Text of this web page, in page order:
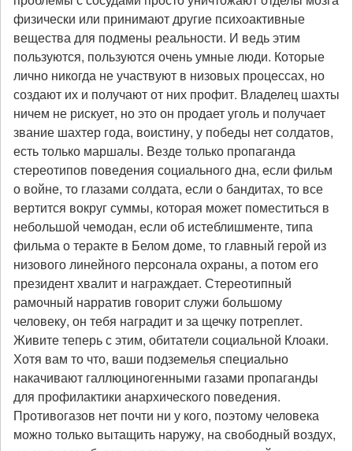
физически или принимают другие психоактивные
вещества для подмены реальности. И ведь этим
пользуются, пользуются очень умные люди. Которые
лично никогда не участвуют в низовых процессах, но
создают их и получают от них профит. Владелец шахты
ничем не рискует, но это он продает уголь и получает
звание шахтер года, воистину, у победы нет солдатов,
есть только маршалы. Везде только пропаганда
стереотипов поведения социального дна, если фильм
о войне, то глазами солдата, если о бандитах, то все
вертится вокруг суммы, которая может поместиться в
небольшой чемодан, если об истеблишменте, типа
фильма о теракте в Белом доме, то главный герой из
низового линейного персонала охраны, а потом его
президент хвалит и награждает. Стереотипный
рамочный нарратив говорит служи большому
человеку, он тебя наградит и за щечку потреплет.
Живите теперь с этим, обитатели социальной Клоаки.
Хотя вам то что, ваши подземелья специально
накачивают галлюциногенными газами пропаганды
для профилактики анархического поведения.
Противогазов нет почти ни у кого, поэтому человека
можно только вытащить наружу, на свободный воздух,